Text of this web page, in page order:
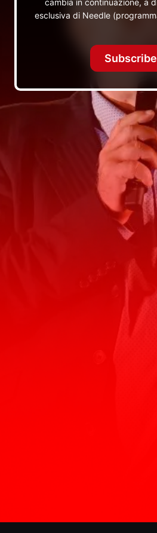
cambia in continuazione, a
esclusiva di Needle
TV non visibili daSubscribe